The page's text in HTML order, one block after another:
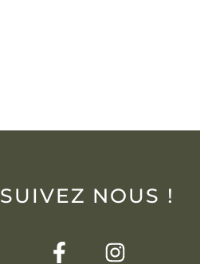
SUIVEZ NOUS !